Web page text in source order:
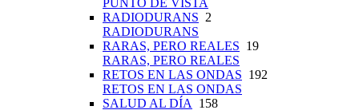
PUNTO DE VISTA
RADIODURANS 2
RADIODURANS
RARAS, PERO REALES 19
RARAS, PERO REALES
RETOS EN LAS ONDAS 192
RETOS EN LAS ONDAS
SALUD AL DÍA
158